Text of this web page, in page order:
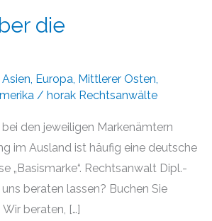
die
Asien, Europa, Mittlerer Osten,
/ horak Rechtsanwälte
den jeweiligen Markenämtern
im Ausland ist häufig eine deutsche
„Basismarke“. Rechtsanwalt Dipl.-
beraten lassen? Buchen Sie
beraten, […]